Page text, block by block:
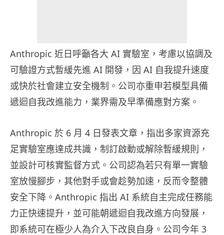
Anthropic 近日呼籲各大 AI 實驗室，考慮以協調及
可驗證方式暫緩先進 AI 開發，因 AI 自我提升速度
或快於社會建立安全機制。公司亦重申若模型具備
遞迴自我改進能力，業界需及早準備應對方案。
Anthropic 於 6 月 4 日發表文章，指出多家資源充
足實驗室應達成共識，制訂啟動或解除暫緩規則，
並設計可核實監督方式。公司認為若只有單一實驗
室放慢腳步，其他對手或會趁勢加速，反而令整體
安全下降。Anthropic 指出 AI 系統自主完成任務能
力正快速提升，並可能朝遞迴自我改進方向發展，
即系統可在極少人為介入下改良自身。公司今年 3